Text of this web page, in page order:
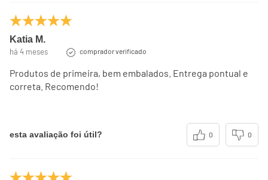
(**) Valores diários não estabelecidos.
Katia M.
há 4 meses comprador verificado
Produtos de primeira, bem embalados. Entrega pontual e
correta. Recomendo!
esta avaliação foi útil? 0 0